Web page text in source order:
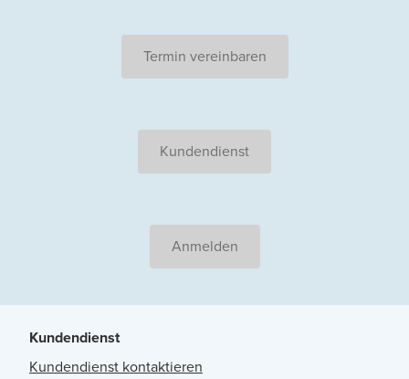
Termin vereinbaren
Kundendienst
Anmelden
Kundendienst
Kundendienst kontaktieren